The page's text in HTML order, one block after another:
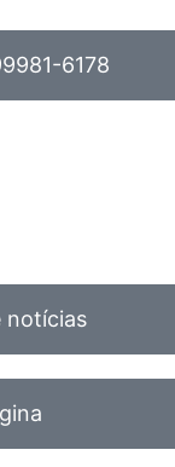
6178
notícias